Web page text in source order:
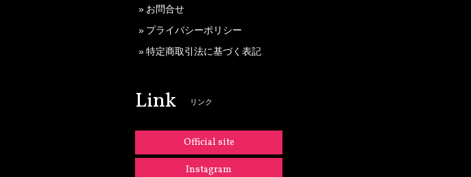
お問合せ
プライバシーポリシー
特定商取引法に基づく表記
Link リンク
Official site
Instagram